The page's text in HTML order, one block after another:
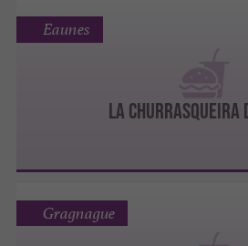
La Churrasqueira
Eaunes
Gragnague